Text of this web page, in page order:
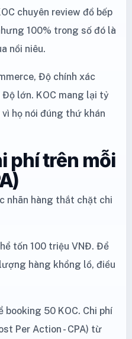
chuyên review đồ bếp
100% trong số đó là
nồi niêu.
Độ chính xác
lớn. KOC mang lại tỷ
vì họ nói đúng thứ khán
phí trên mỗi
nhãn hàng thắt chặt chi
tốn 100 triệu VNĐ. Để
hàng khổng lồ, điều
booking 50 KOC. Chi phí
Per Action - CPA) từ